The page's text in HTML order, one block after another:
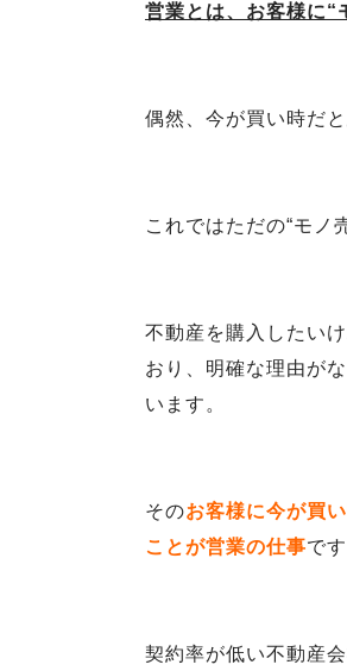
営業とは、お客様に“
偶然、今が買い時だ
これではただの“モノ
不動産を購入したい
おり、明確な理由が
います。
そのお客様に今が買
ことが営業の仕事です
契約率が低い不動産